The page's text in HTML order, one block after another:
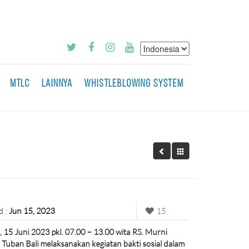
MTLC LAINNYA WHISTLEBLOWING SYSTEM
:Jun 15, 2023 15
15 Juni 2023 pkl. 07.00 – 13.00 wita RS. Murni
Tuban Bali melaksanakan kegiatan bakti sosial dalam